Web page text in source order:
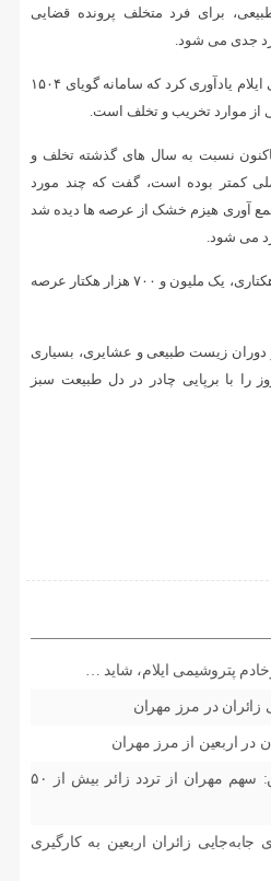
برای فرد متخلف پرونده قضایی
جدی می شود.
مدیرکل منابع طبیعی و آبخیزداری ایلام یادآوری کرد که سامانه گویای ۱۵۰۴
از موارد تخریب و تخلف است.
نسبت به سال های گذشته تخلف و
کمتر بوده است، گفت که چند مورد
آوری هیزم خشک از عرصه ها دیده شد
می شود.
استان ایلام با گستره دو میلیون هکتاری، یک ملیون و ۷۰۰ هزار هکتار عرصه
دوران زیست طبیعی و عشایری، بسیاری
را با برپایی چادر در دل طبیعت سبز
پتروشیمی ایلام، شاید …
زائران در مرز مهران
رئیس ستاد مرکزی اربعین: سهم مهران از تردد زائر بیش از ۵۰
جابه‌جایی زائران اربعین به‌ کارگیری